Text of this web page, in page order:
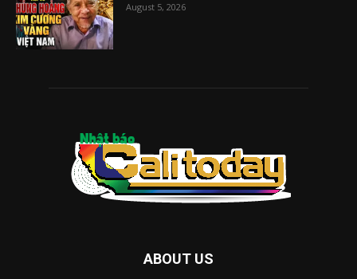
August 5, 2026
ABOUT US